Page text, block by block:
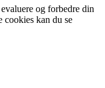
og forbedre din
cookies kan du se